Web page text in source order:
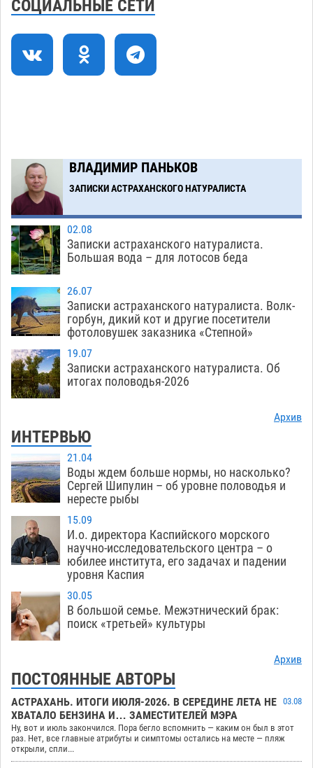
Астраханский суд оценил четыре удара по
голове полицейского в сто тысяч рублей
18:57
В Астрахани впервые открыли смену по
теории игр
СОЦИАЛЬНЫЕ СЕТИ
ВЛАДИМИР ПАНЬКОВ
ЗАПИСКИ АСТРАХАНСКОГО НАТУРАЛИСТА
02.08
Записки астраханского натуралиста.
Большая вода – для лотосов беда
26.07
Записки астраханского натуралиста. Волк-
горбун, дикий кот и другие посетители
фотоловушек заказника «Степной»
19.07
Записки астраханского натуралиста. Об
итогах половодья-2026
Архив
ИНТЕРВЬЮ
21.04
Воды ждем больше нормы, но насколько?
Сергей Шипулин – об уровне половодья и
нересте рыбы
15.09
И.о. директора Каспийского морского
научно-исследовательского центра – о
юбилее института, его задачах и падении
уровня Каспия
30.05
В большой семье. Межэтнический брак:
поиск «третьей» культуры
Архив
ПОСТОЯННЫЕ АВТОРЫ
АСТРАХАНЬ. ИТОГИ ИЮЛЯ-2026. В СЕРЕДИНЕ ЛЕТА НЕ
ХВАТАЛО БЕНЗИНА И… ЗАМЕСТИТЕЛЕЙ МЭРА
03.08
Ну, вот и июль закончился. Пора бегло вспомнить — каким он был в этот
раз. Нет, все главные атрибуты и симптомы остались на месте — пляж
открыли, спли...